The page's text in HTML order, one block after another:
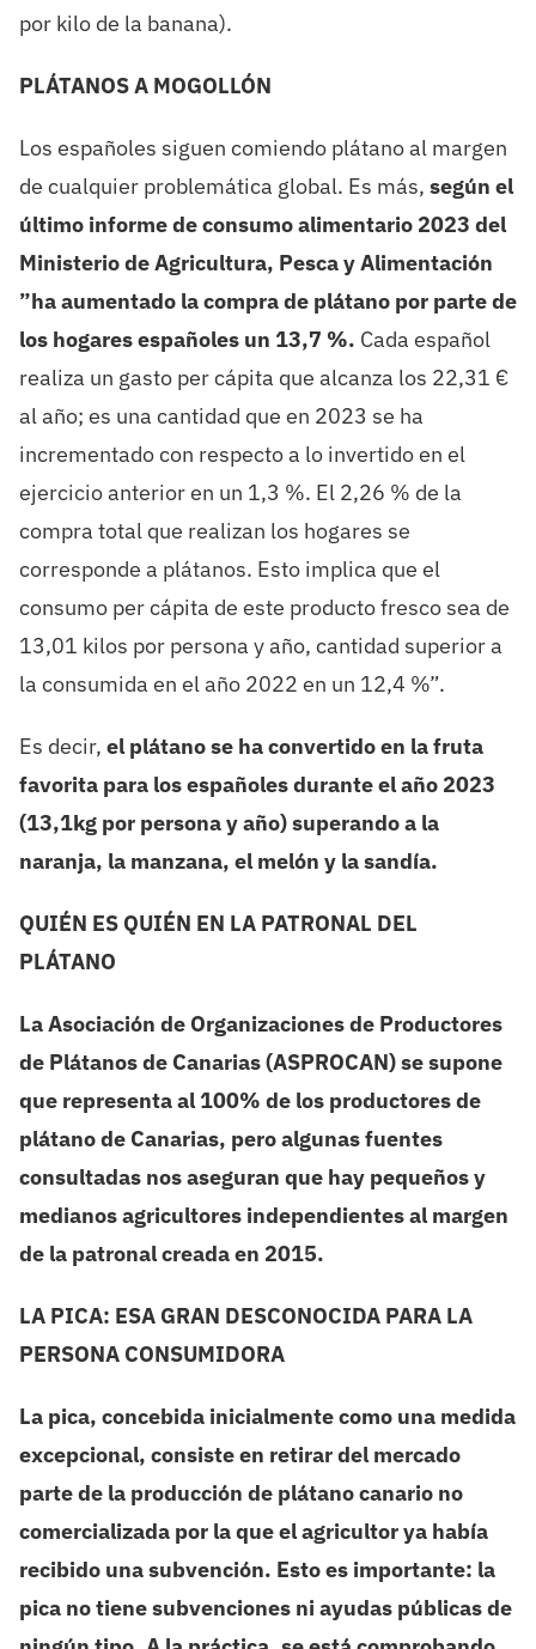
por kilo de la banana).
PLÁTANOS A MOGOLLÓN
Los españoles siguen comiendo plátano al margen
de cualquier problemática global. Es más, según el
último informe de consumo alimentario 2023 del
Ministerio de Agricultura, Pesca y Alimentación
”ha aumentado la compra de plátano por parte de
los hogares españoles un 13,7 %. Cada español
realiza un gasto per cápita que alcanza los 22,31 €
al año; es una cantidad que en 2023 se ha
incrementado con respecto a lo invertido en el
ejercicio anterior en un 1,3 %. El 2,26 % de la
compra total que realizan los hogares se
corresponde a plátanos. Esto implica que el
consumo per cápita de este producto fresco sea de
13,01 kilos por persona y año, cantidad superior a
la consumida en el año 2022 en un 12,4 %”.
Es decir, el plátano se ha convertido en la fruta
favorita para los españoles durante el año 2023
(13,1kg por persona y año) superando a la
naranja, la manzana, el melón y la sandía.
QUIÉN ES QUIÉN EN LA PATRONAL DEL
PLÁTANO
La Asociación de Organizaciones de Productores
de Plátanos de Canarias (ASPROCAN) se supone
que representa al 100% de los productores de
plátano de Canarias, pero algunas fuentes
consultadas nos aseguran que hay pequeños y
medianos agricultores independientes al margen
de la patronal creada en 2015.
LA PICA: ESA GRAN DESCONOCIDA PARA LA
PERSONA CONSUMIDORA
La pica, concebida inicialmente como una medida
excepcional, consiste en retirar del mercado
parte de la producción de plátano canario no
comercializada por la que el agricultor ya había
recibido una subvención. Esto es importante: la
pica no tiene subvenciones ni ayudas públicas de